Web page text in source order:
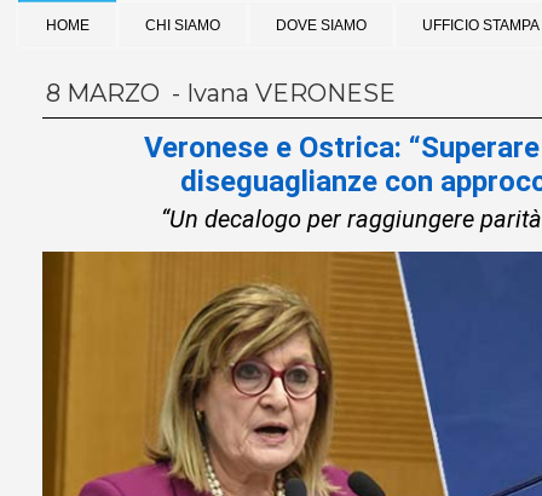
HOME CHI SIAMO DOVE SIAMO UFFICIO STAMPA
8 MARZO - Ivana VERONESE
Veronese e Ostrica:
diseguaglianze con
“Un decalogo per raggiungere